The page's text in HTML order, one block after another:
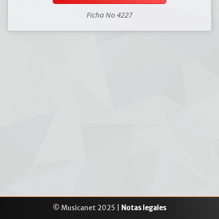
Ficha No 4227
© Musicanet 2025 | Notas legales